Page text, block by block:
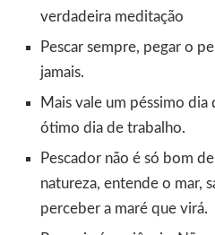
verdadeira meditação
Pescar sempre, pegar o
jamais.
Mais vale um péssimo dia
ótimo dia de trabalho.
Pescador não é só bom
natureza, entende o mar,
perceber a maré que virá.